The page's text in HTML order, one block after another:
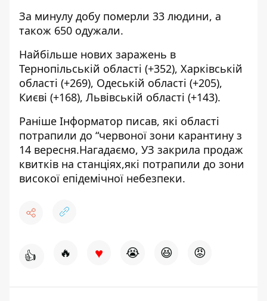
За минулу добу померли 33 людини, а
також 650 одужали.
Найбільше нових заражень в
Тернопільській області (+352), Харківській
області (+269), Одеській області (+205),
Києві (+168), Львівській області (+143).
Раніше Інформатор писав, які області
потрапили до “червоної зони карантину з
14 вересня.Нагадаємо, УЗ закрила продаж
квитків на станціях,які потрапили до зони
високої епідемічної небезпеки.
👍 🔥 ♥ 😭 😆 😡